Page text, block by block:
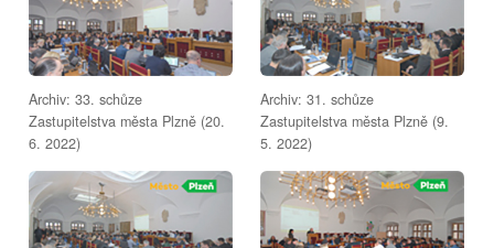
Archiv: 33. schůze
Zastupitelstva města Plzně (20.
6. 2022)
Archiv: 31. schůze
Zastupitelstva města Plzně (9.
5. 2022)